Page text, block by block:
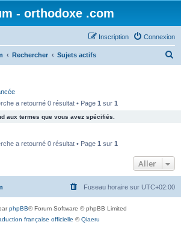
- orthodoxe .com
Connexion
Inscription
Rechercher Sujets actifs
e
r
a retourné 0 résultat • Page 1 sur 1
aux termes que vous avez spécifiés.
a retourné 0 résultat • Page 1 sur 1
Aller
Fuseau horaire sur UTC+02:00
phpBB® Forum Software © phpBB Limited
française officielle ©Qiaeru